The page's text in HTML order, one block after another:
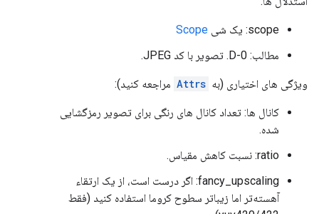
scope: یک شی
Scope
مطالب: 0-D. تصویر با کد JPEG.
ویژگی های اختیاری (به Attrs مراجعه کنید):
کانال ها: تعداد کانال های رنگی برای تصویر رمزگشایی
شده.
ratio: نسبت کاهش مقیاس.
fancy_upscaling: اگر درست است، از یک ارتقاء
آهسته‌تر اما زیباتر سطوح کروما استفاده کنید (فقط